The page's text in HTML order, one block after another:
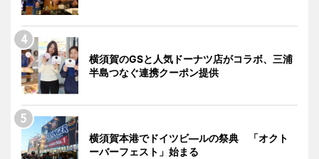
横須賀のGSと人気ドーナツ店がコラボ、三浦
半島つなぐ連携クーポン提供
横須賀本港でドイツビ―ルの祭典 「オクト
ーバーフェスト」始まる